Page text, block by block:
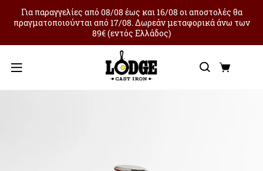
Για παραγγελίες από 08/08 έως και 16/08 οι αποστολές θα
πραγματοποιούνται από 17/08. Δωρεάν μεταφορικά άνω των
89€ (εντός Ελλάδος)
Μενού